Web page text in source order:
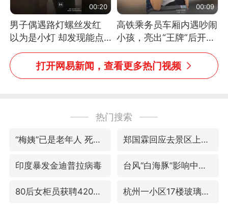
00:20
男子偶遇路灯螺丝发红
以为是小灯 却发现能点
燃香烟 当事人：已报警
处理
00:09
高铁乘务员车厢内遇吵闹
小孩，亮出“王牌”后开启
一键静音
打开网易新闻，查看更多热门视频
热门搜索
“梅姨”已是老年人 死刑或适用受限 郑国霖回应去景区上班被保安拦下
印度暴发金迪普拉病毒 台风“白海豚”影响中国已成定局
80后女柜员获聘4200亿银行副行长 杭州一小区17楼玻璃幕墙爆裂